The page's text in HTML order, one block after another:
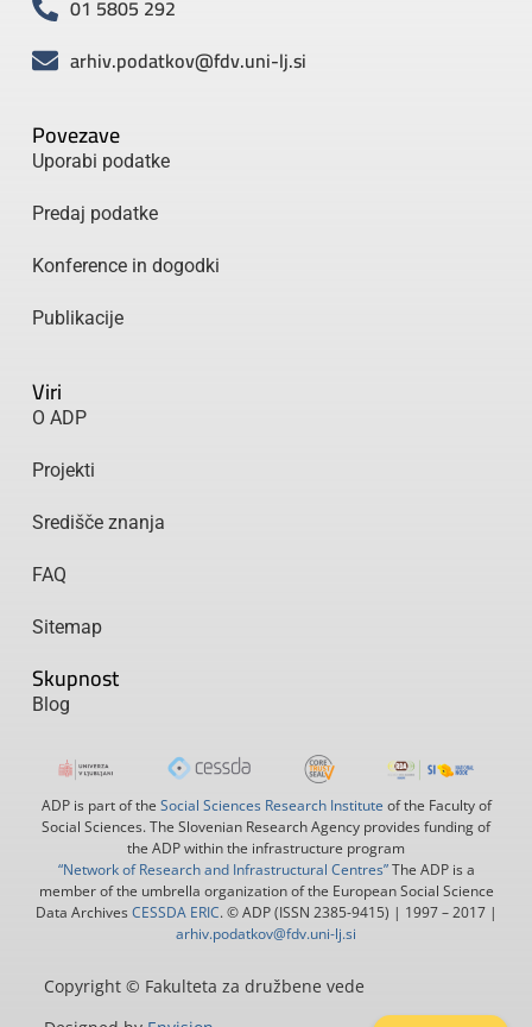
Povezave
Uporabi podatke
Predaj podatke
Konference in dogodki
Publikacije
Viri
O ADP
Projekti
Središče znanja
FAQ
Sitemap
Skupnost
Blog
01 5805 292
arhiv.podatkov@fdv.uni-lj.si
Copyright © Fakulteta za družbene vede
ADP is part of the Social Sciences Research Institute of the Faculty of
Social Sciences. The Slovenian Research Agency provides funding of
the ADP within the infrastructure program
“Network of Research and Infrastructural Centres”The ADP is a
member of the umbrella organization of the European Social Science
Data Archives CESSDA ERIC. © ADP (ISSN 2385-9415) | 1997 – 2017 |
arhiv.podatkov@fdv.uni-lj.si